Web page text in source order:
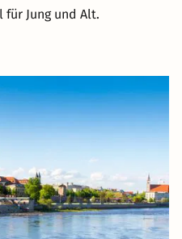
für Jung und Alt.